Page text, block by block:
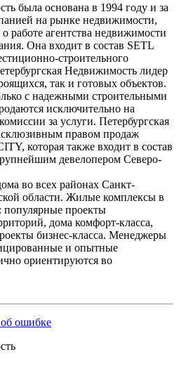
была основана в 1994 году и за
на рынке недвижимости,
работе агентства недвижимости
Она входит в состав SETL
строительного
Недвижимость лидер
так и готовых объектов.
с надежными строительными
исключительно на
за услуги. Петербургская
правом продаж
которая также входит в состав
девелопером Северо-
во всех районах Санкт-
области. Жилые комплексы в
популярные проекты
дома комфорт-класса,
бизнес-класса. Менеджеры
и опытные
ориентируются во
ошибке